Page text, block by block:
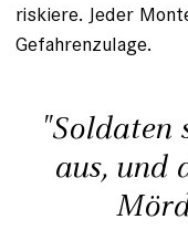
riskiere. Jeder
Gefahrenzulage.
"Soldaten
aus, und